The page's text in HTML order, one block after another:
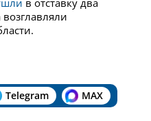
Telegram MAX